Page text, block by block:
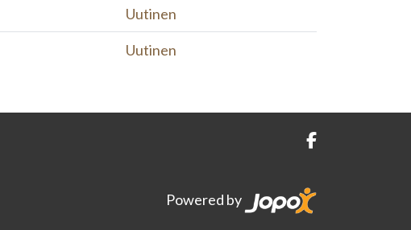
Uutinen
Uutinen
Powered by